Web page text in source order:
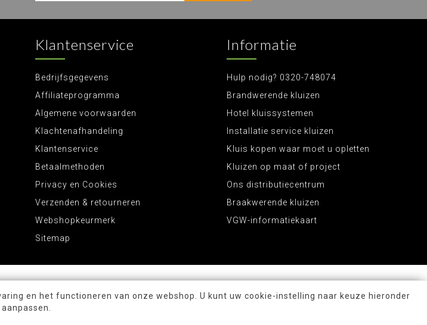
Klantenservice
Bedrijfsgegevens
Affiliateprogramma
Algemene voorwaarden
Klachtenafhandeling
Klantenservice
Betaalmethoden
Privacy en Cookies
Verzenden & retourneren
Webshopkeurmerk
Sitemap
Informatie
Hulp nodig? 0320-748074
Brandwerende kluizen
Hotel kluissystemen
Installatie service kluizen
Kluis kopen waar moet u opletten
Kluizen op maat of project
Ons distributiecentrum
Braakwerende kluizen
VGW-informatiekaart
en het functioneren van onze webshop. U kunt uw cookie-instelling naar keuze hieronder
aanpassen.